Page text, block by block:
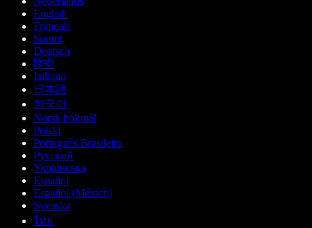
English
Français
Suomi
Deutsch
हिन्दी
Italiano
日本語
한국어
Norsk bokmål
Polski
Português Brasileiro
Русский
Українська
Español
Español (México)
Svenska
ไทย